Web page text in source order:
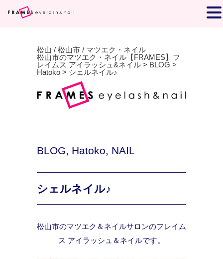
松山 / 松山市 / マツエク・ネイル
松山市のマツエク・ネイル【FRAMES】フ
レイムス アイラッシュ&ネイル > BLOG >
Hatoko > シェルネイル♪
BLOG, Hatoko, NAIL
シェルネイル♪
松山市のマツエク＆ネイルサロンのフレイム
ス アイラッシュ＆ネイルです。